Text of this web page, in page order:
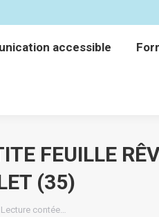
accessible
FEUILLE
(35)
contée…
accessible